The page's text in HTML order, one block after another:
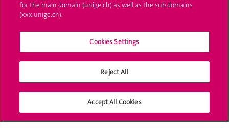
Médias
Offres d'emploi
Bibliothèque
Médias sociaux UNIGE
for the main domain (unige.ch) as well as the sub domains
(xxx.unige.ch).
Cookies Settings
Reject All
Accept All Cookies